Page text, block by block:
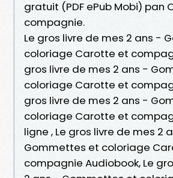
gratuit (PDF ePub Mobi) pan
compagnie.
Le gros livre de mes 2 ans -
coloriage Carotte et
gros livre de mes 2 ans -
coloriage Carotte et
gros livre de mes 2 ans -
coloriage Carotte et
ligne , Le gros livre de mes 2
Gommettes et coloriage
compagnie Audiobook, Le